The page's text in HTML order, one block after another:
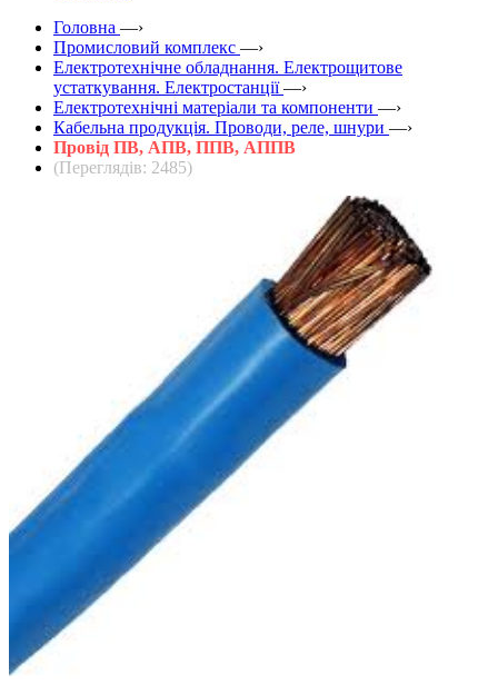
Головна —›
Промисловий комплекс —›
Електротехнічне обладнання. Електрощитове
устаткування. Електростанції —›
Електротехнічні матеріали та компоненти —›
Кабельна продукція. Проводи, реле, шнури —›
Провід ПВ, АПВ, ППВ, АППВ
(Переглядів: 2485)